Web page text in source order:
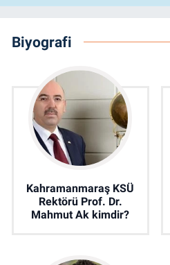
Biyografi
Kahramanmaraş KSÜ
Rektörü Prof. Dr.
Mahmut Ak kimdir?